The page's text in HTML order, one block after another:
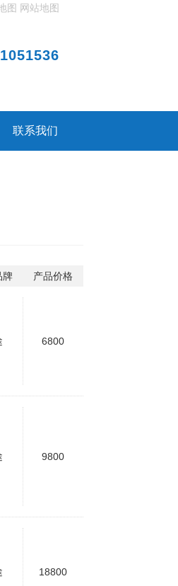
图 网站地图
联系我们
牌 产品价格
6800
9800
18800